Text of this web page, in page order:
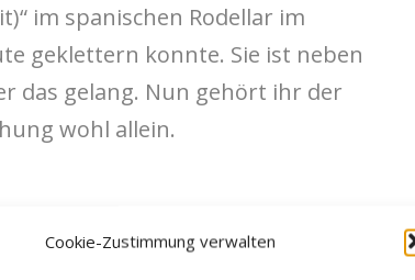
Cookie-Zustimmung verwalten
im spanischen Rodellar im
geklettern konnte. Sie ist neben
das gelang. Nun gehört ihr der
wohl allein.